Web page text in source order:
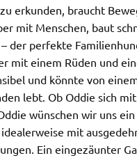
erkunden, braucht
mit Menschen, baut
der perfekte
mit einem Rüden und
und könnte von
lebt. Ob Oddie sich
wünschen wir uns
mit
Ein eingezäunter